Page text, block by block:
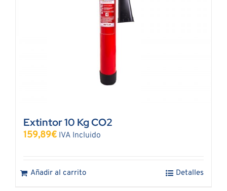
Extintor 10 Kg CO2
159,89€ IVA Incluido
Añadir al carrito Detalles